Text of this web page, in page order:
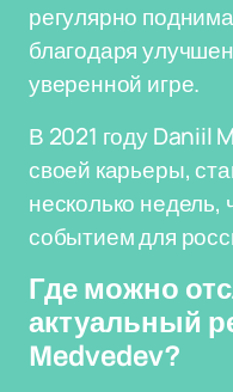
регулярно
благодаря
уверенной игре.
В 2021 году Daniil
своей карьеры,
несколько недель,
событием для
Где можно
актуальный
Medvedev?